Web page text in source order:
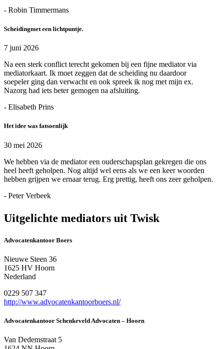
- Robin Timmermans
Scheidingmet een lichtpuntje.
7 juni 2026
Na een sterk conflict terecht gekomen bij een fijne mediator via
mediatorkaart. Ik moet zeggen dat de scheiding nu daardoor
soepeler ging dan verwacht en ook spreek ik nog met mijn ex.
Nazorg had iets beter gemogen na afsluiting.
- Elisabeth Prins
Het idee was fatsoenlijk
30 mei 2026
We hebben via de mediator een ouderschapsplan gekregen die ons
heel heeft geholpen. Nog altijd wel eens als we een keer woorden
hebben grijpen we ernaar terug. Erg prettig, heeft ons zeer geholpen.
- Peter Verbeek
Uitgelichte mediators uit Twisk
Advocatenkantoor Boers
Nieuwe Steen 36
1625 HV Hoorn
Nederland
0229 507 347
http://www.advocatenkantoorboers.nl/
Advocatenkantoor Schenkeveld Advocaten – Hoorn
Van Dedemstraat 5